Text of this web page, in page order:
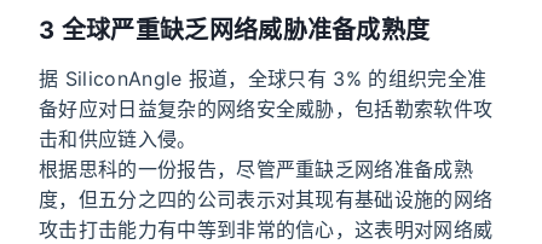
3 全球严重缺乏网络威胁准备成熟度
据 SiliconAngle 报道，全球只有 3% 的组织完全准
备好应对日益复杂的网络安全威胁，包括勒索软件攻
击和供应链入侵。
根据思科的一份报告，尽管严重缺乏网络准备成熟
度，但五分之四的公司表示对其现有基础设施的网络
攻击打击能力有中等到非常的信心，这表明对网络威